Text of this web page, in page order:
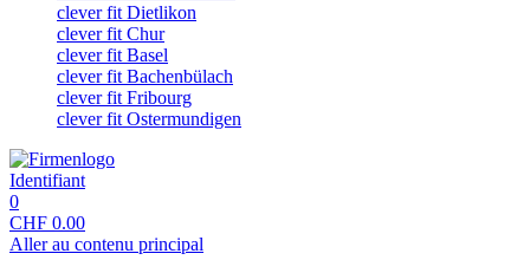
clever fit Dietlikon
clever fit Chur
clever fit Basel
clever fit Bachenbülach
clever fit Fribourg
clever fit Ostermundigen
Identifiant
0
CHF 0.00
Aller au contenu principal